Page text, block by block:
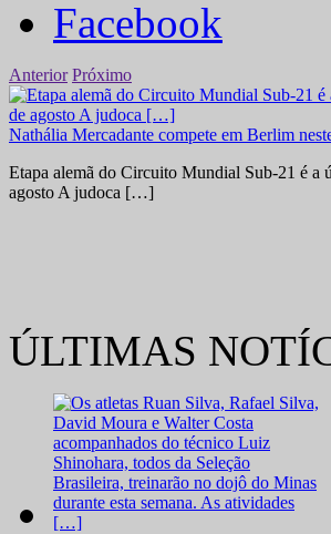
Facebook
Anterior Próximo
Nathália Mercadante compete em Berlim
Etapa alemã do Circuito Mundial Sub-21 é a
agosto A judoca […]
ÚLTIMAS